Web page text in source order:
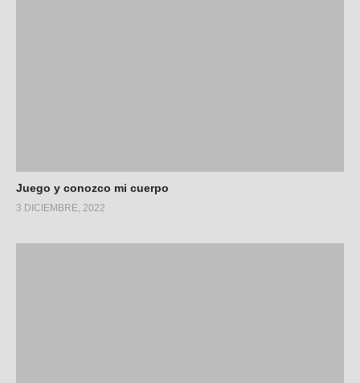
Juego y conozco mi cuerpo
3 DICIEMBRE, 2022